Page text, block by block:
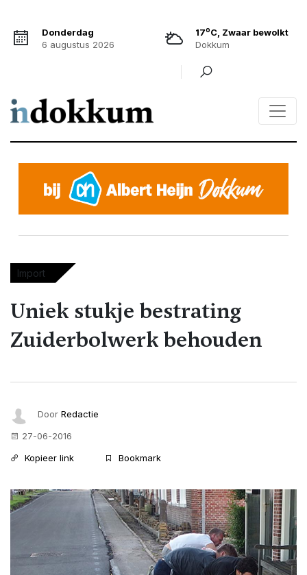
Donderdag
6 augustus 2026
17oC, Zwaar bewolkt
Dokkum
Import
Uniek stukje bestrating
Zuiderbolwerk behouden
Door Redactie
27-06-2016
Kopieer link
Bookmark